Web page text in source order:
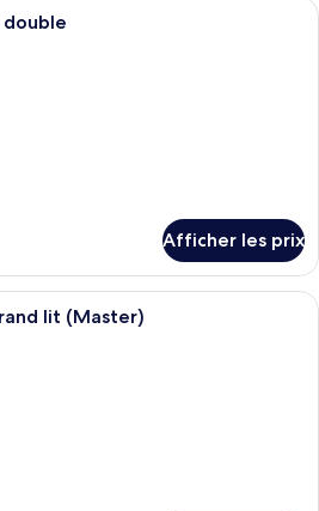
Une chambre d’hôtel avec un
double
Afficher les prix
Un salon moderne avec un canapé,
lit (Master)